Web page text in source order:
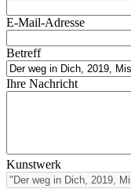
E-Mail-Adresse
Betreff
Ihre Nachricht
Kunstwerk